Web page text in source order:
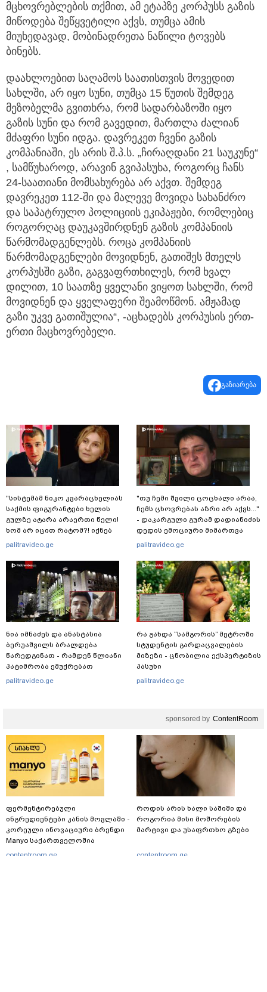
მცხოვრებლების თქმით, ამ ეტაპზე კორპუსს გაზის
მიწოდება შეწყვეტილი აქვს, თუმცა ამის
მიუხედავად, მობინადრეთა ნაწილი ტოვებს
ბინებს.
დაახლოებით საღამოს საათისთვის მოვედით
სახლში, არ იყო სუნი, თუმცა 15 წუთის შემდეგ
მეზობელმა გვითხრა, რომ სადარბაზოში იყო
გაზის სუნი და რომ გავედით, მართლა ძალიან
მძაფრი სუნი იდგა. დავრეკეთ ჩვენი გაზის
კომპანიაში, ეს არის შ.პ.ს. „ჩირაღდანი 21 საუკუნე“
, სამწუხაროდ, არავინ გვიპასუხა, როგორც ჩანს
24-საათიანი მომსახურება არ აქვთ. შემდეგ
დავრეკეთ 112-ში და მალევე მოვიდა სახანძრო
და საპატრულო პოლიციის ეკიპაჟები, რომლებიც
როგორღაც დაუკავშირდნენ გაზის კომპანიის
წარმომადგენლებს. როცა კომპანიის
წარმომადგენლები მოვიდნენ, გათიშეს მთელს
კორპუსში გაზი, გაგვაფრთხილეს, რომ ხვალ
დილით, 10 საათზე ყველანი ვიყოთ სახლში, რომ
მოვიდნენ და ყველაფერი შეამოწმონ. ამჟამად
გაზი უკვე გათიშულია“, -აცხადებს კორპუსის ერთ-
ერთი მაცხოვრებელი.
გაზიარება
"სისტემამ ნიკო კვარაცხელიას
საქმის ფიგურანტები ხელის
გულზე ატარა არაერთი წელი!
ხომ არ იცით რატომ?! იქნებ
იმიტომ რომ თავად
კვარაცხელიას დედა
განცხადებას ავრცელებს
palitravideo.ge
ნია იმნაძეს და ანასტასია
ბერუაშვილს ბრალდება
წარედგინათ - რამდენ წლიანი
პატიმრობა ემუქრებათ
არასრულწლოვნებს?
palitravideo.ge
"თუ ჩემი შვილი ცოცხალი არაა,
ჩემს ცხოვრებას აზრი არ აქვს..."
- დაკარგული გურამ დადიანიძის
დედის ემოციური მიმართვა
palitravideo.ge
რა გახდა “სამგორის” მეტროში
სტუდენტის გარდაცვალების
მიზეზი - ცნობილია ექსპერტიზის
პასუხი
palitravideo.ge
sponsored by ContentRoom
ფერმენტირებული
ინგრედიენტები კანის მოვლაში -
კორეული ინოვაციური ბრენდი
Manyo საქართველოშია
contentroom.ge
როდის არის ხალი საშიში და
როგორია მისი მოშორების
მარტივი და უსაფრთხო გზები
contentroom.ge